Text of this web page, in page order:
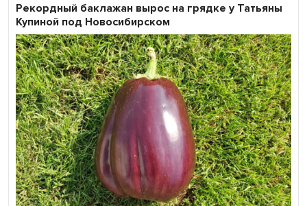
Рекордный баклажан вырос на грядке у Татьяны
Купиной под Новосибирском